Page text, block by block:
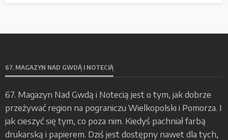
67. MAGAZYN NAD GWDĄ I NOTECIĄ
67. Magazyn Nad Gwdą i Notecią jest o tym, jak dobrze
przeżywać region na pograniczu Wielkopolski i Pomorza. I
jak cieszyć się tym, co poza nim. Kiedyś pachniał farbą
drukarską i papierem. Dziś jest dostępny nawet dla tych,